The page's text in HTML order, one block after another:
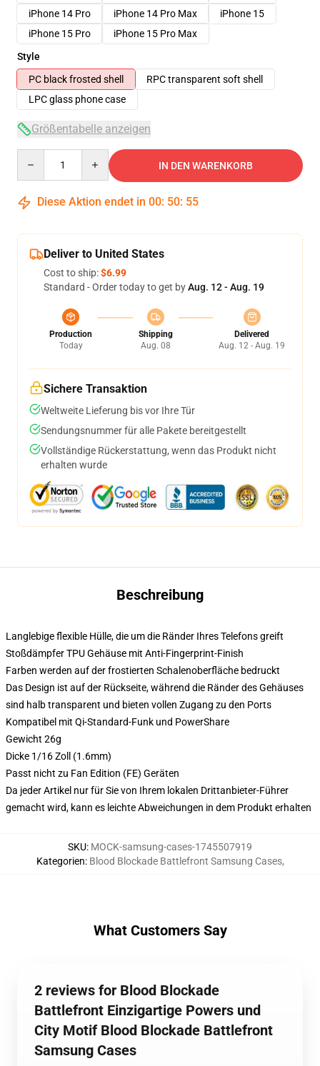
iPhone 14 Pro
iPhone 14 Pro Max
iPhone 15
iPhone 15 Pro
iPhone 15 Pro Max
Style
PC black frosted shell
RPC transparent soft shell
LPC glass phone case
Größentabelle anzeigen
IN DEN WARENKORB
Diese Aktion endet in 00: 50: 54
Deliver to United States
Cost to ship:$6.99
Standard - Order today to get byAug. 12 - Aug. 19
Production
Today
Shipping
Aug. 08
Delivered
Aug. 12 - Aug. 19
Sichere Transaktion
Weltweite Lieferung bis vor Ihre Tür
Sendungsnummer für alle Pakete bereitgestellt
Vollständige Rückerstattung, wenn das Produkt nicht
erhalten wurde
Beschreibung
Langlebige flexible Hülle, die um die Ränder Ihres Telefons greift
Stoßdämpfer TPU Gehäuse mit Anti-Fingerprint-Finish
Farben werden auf der frostierten Schalenoberfläche bedruckt
Das Design ist auf der Rückseite, während die Ränder des Gehäuses
sind halb transparent und bieten vollen Zugang zu den Ports
Kompatibel mit Qi-Standard-Funk und PowerShare
Gewicht 26g
Dicke 1/16 Zoll (1.6mm)
Passt nicht zu Fan Edition (FE) Geräten
Da jeder Artikel nur für Sie von Ihrem lokalen Drittanbieter-Führer
gemacht wird, kann es leichte Abweichungen in dem Produkt erhalten
SKU: MOCK-samsung-cases-1745507919
Kategorien: Blood Blockade Battlefront Samsung Cases,
What Customers Say
2 reviews for Blood Blockade
Battlefront Einzigartige Powers und
City Motif Blood Blockade Battlefront
Samsung Cases